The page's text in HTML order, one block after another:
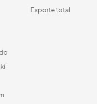
Esporte total